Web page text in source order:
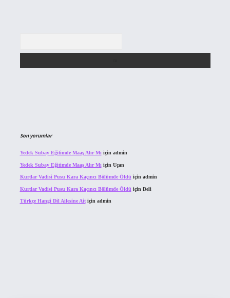
Son yorumlar
Yedek Subay Eğitimde Maaş Alır Mı için admin
Yedek Subay Eğitimde Maaş Alır Mı için Uçan
Kurtlar Vadisi Pusu Kara Kaçıncı Bölümde Öldü için admin
Kurtlar Vadisi Pusu Kara Kaçıncı Bölümde Öldü için Deli
Türkçe Hangi Dil Ailesine Aitiçin admin